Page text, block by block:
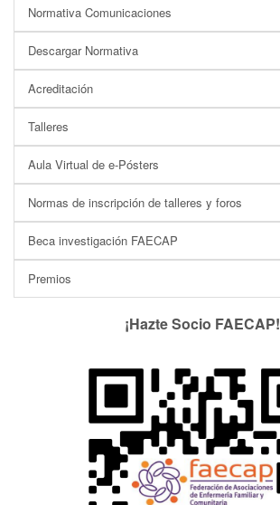
Normativa Comunicaciones
Descargar Normativa
Acreditación
Talleres
Aula Virtual de e-Pósters
Normas de inscripción de talleres y foros
Beca investigación FAECAP
Premios
¡Hazte Socio FAECAP!